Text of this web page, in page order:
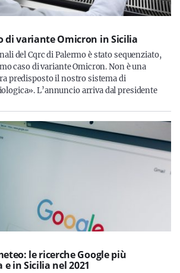
di variante Omicron in Sicilia
del Cqrc di Palermo è stato sequenziato,
caso di variante Omicron. Non è una
predisposto il nostro sistema di
L’annuncio arriva dal presidente
le ricerche Google più
in Sicilia nel 2021